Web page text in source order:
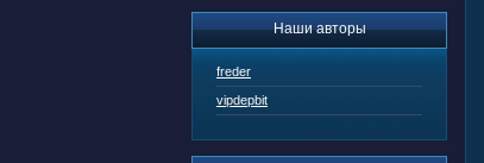
Наши авторы
freder
vipdepbit